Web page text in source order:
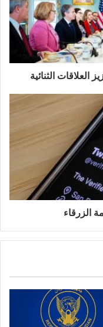
العلاقات الثنائية
الزرقاء